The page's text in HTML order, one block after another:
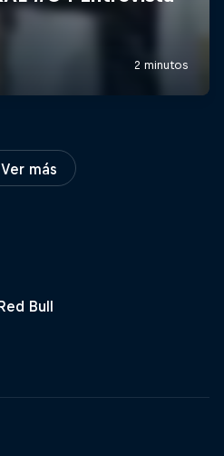
Ver más